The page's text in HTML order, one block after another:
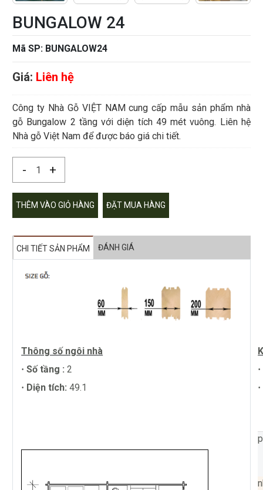
BUNGALOW 24
Mã SP: BUNGALOW24
Giá: Liên hệ
Công ty Nhà Gỗ VIỆT NAM cung cấp mẫu sản phẩm nhà
gỗ Bungalow 2 tầng với diện tích 49 mét vuông. Liên hệ
Nhà gỗ Việt Nam để được báo giá chi tiết.
- +
THÊM VÀO GIỎ HÀNG ĐẶT MUA HÀNG
CHI TIẾT SẢN PHẨM ĐÁNH GIÁ
Thông số ngôi nhà
· Số tầng : 2 ·
· Diện tích: 49.1 ·